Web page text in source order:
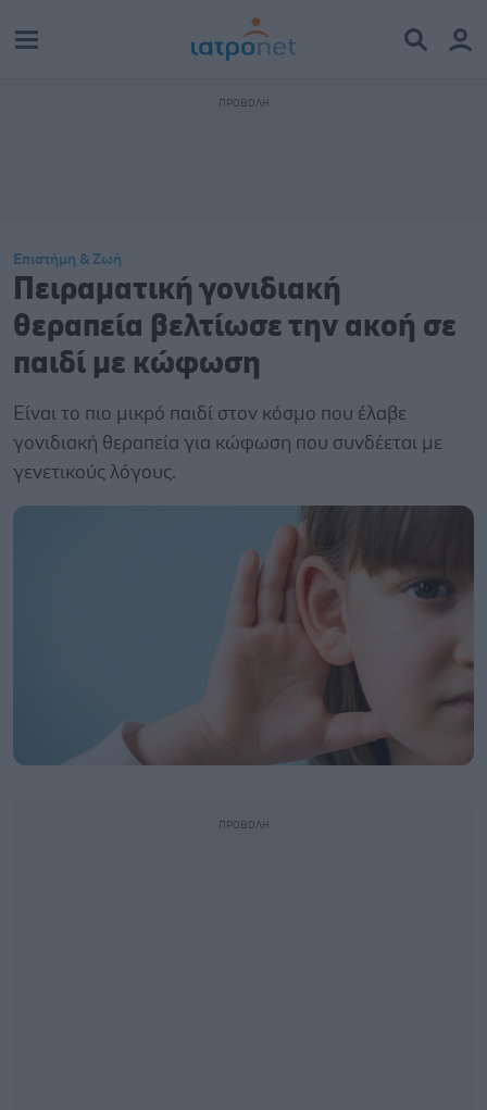
Επιστήμη & Ζωή
Πειραματική γονιδιακή
θεραπεία βελτίωσε την ακοή σε
παιδί με κώφωση
Είναι το πιο μικρό παιδί στον κόσμο που έλαβε
γονιδιακή θεραπεία για κώφωση που συνδέεται με
γενετικούς λόγους.